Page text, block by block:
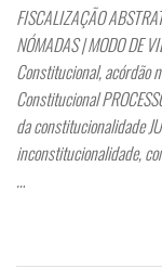
FISCALIZAÇÃO
NÓMADAS | MODO DE
Constitucional,
Constitucional
da constitucionalidade
inconstitucionalidade,
…